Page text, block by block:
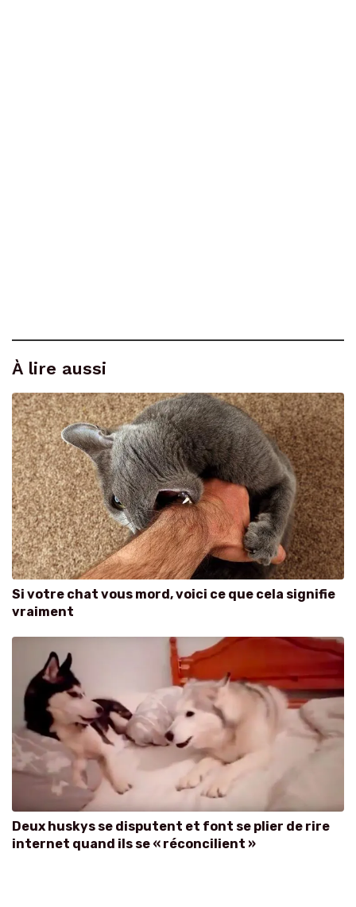
À lire aussi
Si votre chat vous mord, voici ce que cela signifie
vraiment
Deux huskys se disputent et font se plier de rire
internet quand ils se « réconcilient »